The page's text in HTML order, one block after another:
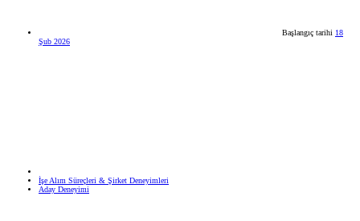
Başlangıç tarihi 18
Şub 2026
İşe Alım Süreçleri & Şirket Deneyimleri
Aday Deneyimi